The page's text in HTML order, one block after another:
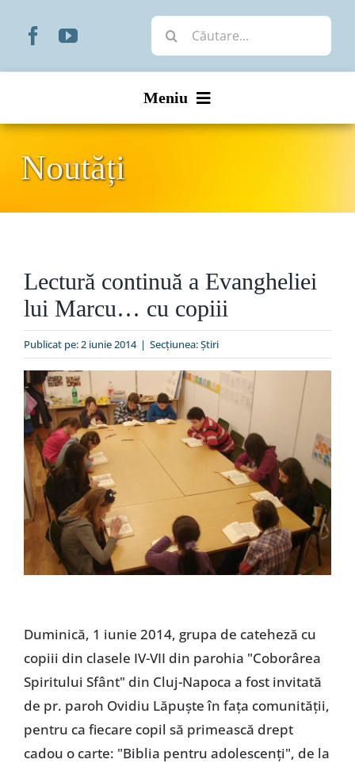
Cautare...
Meniu
Organizare
Liturgic
Special
Noutăți
Lectură continuă a Evangheliei
lui Marcu… cu copiii
Publicat pe: 2 iunie 2014 | Secțiunea:Ştiri
Duminică, 1 iunie 2014, grupa de cateheză cu
copiii din clasele IV-VII din parohia "Coborârea
Spiritului Sfânt" din Cluj-Napoca a fost invitată
de pr. paroh Ovidiu Lăpuşte în faţa comunităţii,
pentru ca fiecare copil să primească drept
cadou o carte: "Biblia pentru adolescenţi", de la